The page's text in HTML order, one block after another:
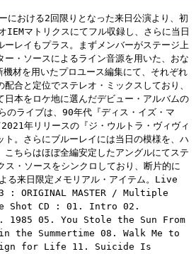
における2回限りとなった来日公演より、初
マトリクスにてフル収録し、さらに当日
レイもプラス。まずメンバーがステージ上
・ソースによるライン音源を用いた、おな
材を用いたプロユース編集にて、それぞれ
合と定位でステレオ・ミックスしており、
本をロケ地に選んだデビュー・アルバムの
のライブは、90年代『ディス・イズ・マ
年リリースの『ジ・ウルトラ・ヴィヴィ
。さらにブルーレイには当日の模様を、ハ
ちらはほぼ全編安定したアングルにてステ
ス・ソースをシンクロしており、断片的に
る来日限定メモリアル・アイテム。Live
: ORIGINAL MASTER / Multiple
Shot CD : 01. Intro 02.
1985 05. You Stole the Sun From
Summertime 08. Walk Me to
for Life 11. Suicide Is